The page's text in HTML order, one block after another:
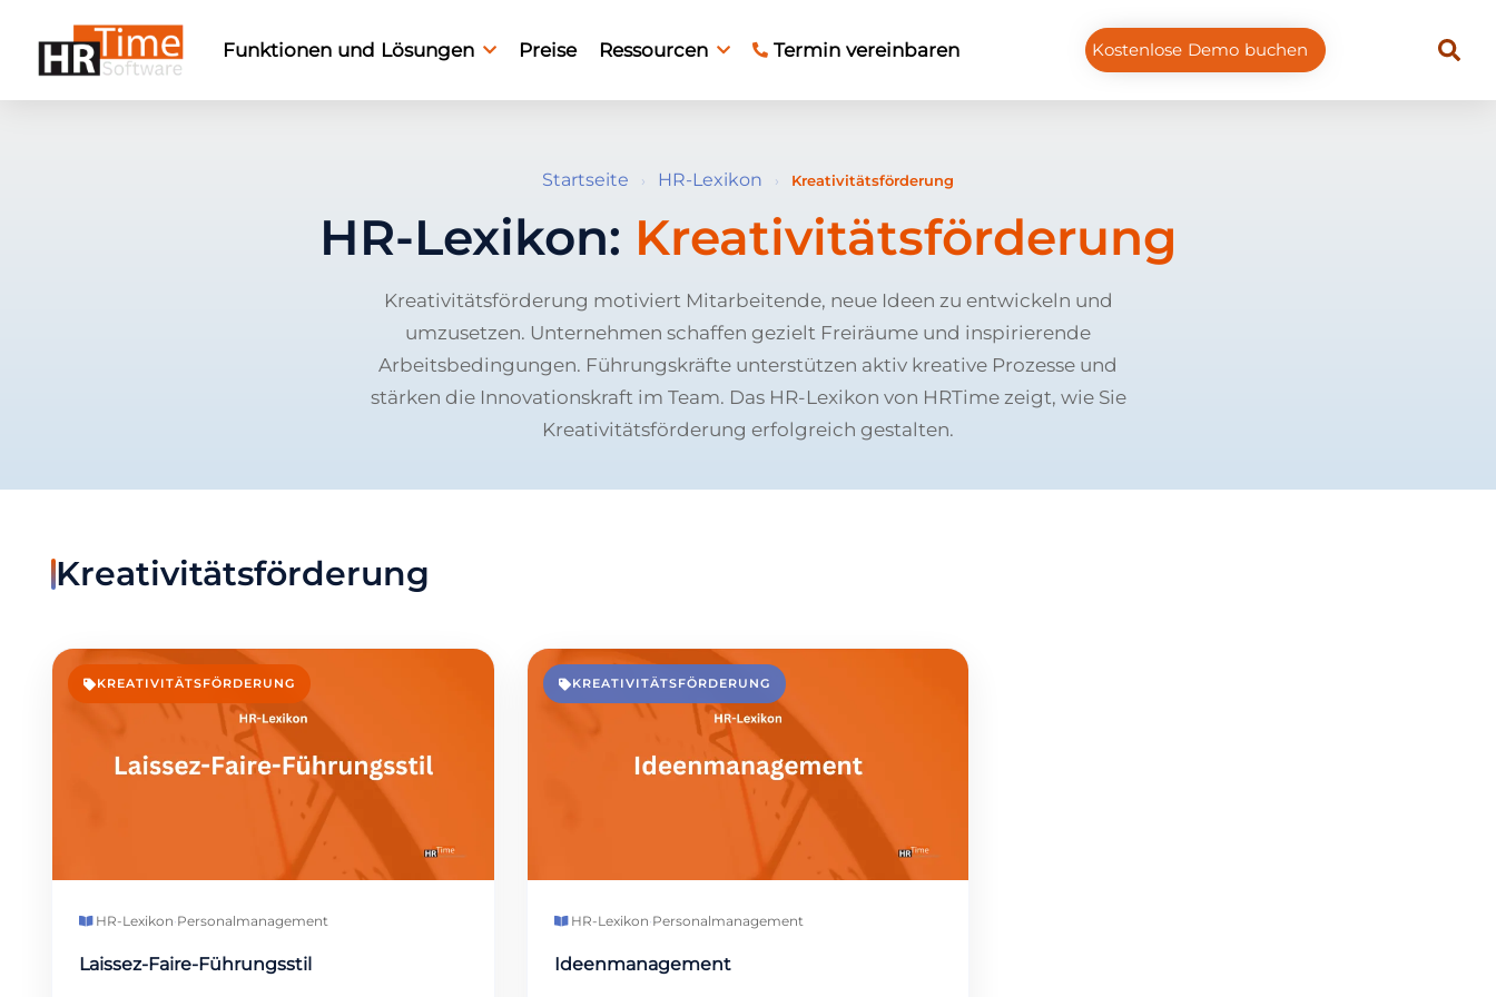
Funktionen und Lösungen Preise Ressourcen Termin vereinbaren Kostenlose Demo buchen
Startseite › HR-Lexikon › Kreativitätsförderung
HR-Lexikon: Kreativitätsförderung
Kreativitätsförderung motiviert Mitarbeitende, neue Ideen zu entwickeln und
umzusetzen. Unternehmen schaffen gezielt Freiräume und inspirierende
Arbeitsbedingungen. Führungskräfte unterstützen aktiv kreative Prozesse und
stärken die Innovationskraft im Team. Das HR-Lexikon von HRTime zeigt, wie Sie
Kreativitätsförderung erfolgreich gestalten.
Kreativitätsförderung
KREATIVITÄTSFÖRDERUNG
HR-Lexikon·Personalmanagement
Laissez-Faire-Führungsstil
KREATIVITÄTSFÖRDERUNG
HR-Lexikon·Personalmanagement
Ideenmanagement